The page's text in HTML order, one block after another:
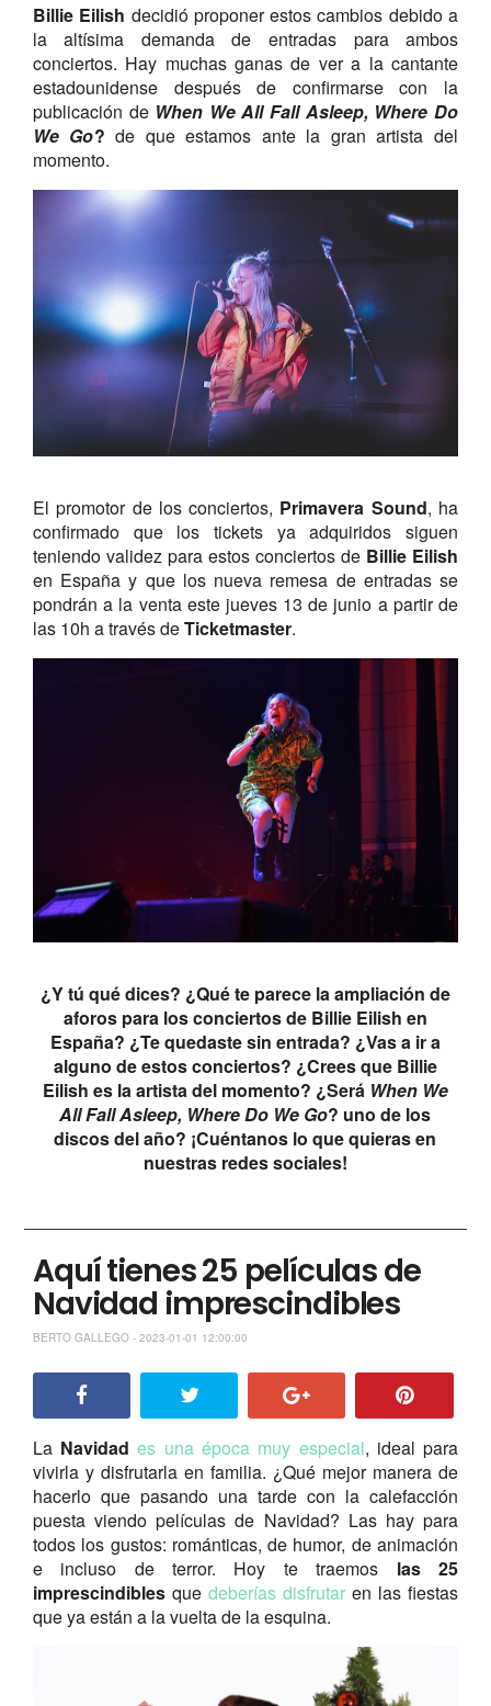
Billie Eilish decidió proponer estos cambios debido a
la altísima demanda de entradas para ambos
conciertos. Hay muchas ganas de ver a la cantante
estadounidense después de confirmarse con la
publicación de When We All Fall Asleep, Where Do
We Go?de que estamos ante la gran artista del
momento.
El promotor de los conciertos, Primavera Sound, ha
confirmado que los tickets ya adquiridos siguen
teniendo validez para estos conciertos de Billie Eilish
en España y que los nueva remesa de entradas se
pondrán a la venta este jueves 13 de junio a partir de
las 10h a través deTicketmaster.
¿Y tú qué dices? ¿Qué te parece la ampliación de
aforos para los conciertos de Billie Eilish en
España? ¿Te quedaste sin entrada? ¿Vas a ir a
alguno de estos conciertos? ¿Crees que Billie
Eilish es la artista del momento? ¿Será When We
All Fall Asleep, Where Do We Go? uno de los
discos del año? ¡Cuéntanos lo que quieras en
nuestras redes sociales!
Aquí tienes 25 películas de
Navidad imprescindibles
BERTO GALLEGO - 2023-01-01 12:00:00
La Navidad es una época muy especial, ideal para
vivirla y disfrutarla en familia. ¿Qué mejor manera de
hacerlo que pasando una tarde con la calefacción
puesta viendo películas de Navidad? Las hay para
todos los gustos: románticas, de humor, de animación
e incluso de terror. Hoy te traemos las 25
imprescindiblesque deberías disfrutar en las fiestas
que ya están a la vuelta de la esquina.